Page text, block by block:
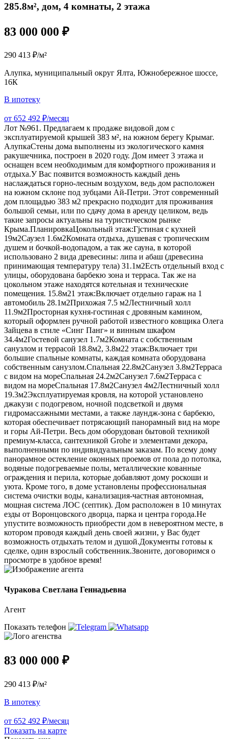
285.8м², дом, 4 комнаты, 2 этажа
83 000 000 ₽
290 413 ₽/м²
Алупка, муниципальный округ Ялта, Южнобережное шоссе,
16К
В ипотеку
от 652 492 ₽/месяц
Лот №961. Предлагаем к продаже видовой дом с
эксплуатируемой крышей 383 м², на южном берегу Крымаг.
АлупкаСтены дома выполнены из экологического камня
ракушечника, построен в 2020 году. Дом имеет 3 этажа и
оснащен всем необходимым для комфортного проживания и
отдыха.У Вас появится возможность каждый день
наслаждаться горно-лесным воздухом, ведь дом расположен
на южном склоне под зубцами Ай-Петри. Этот современный
дом площадью 383 м2 прекрасно подходит для проживания
большой семьи, или по сдачу дома в аренду целиком, ведь
такие запросы актуальны на туристическом рынке
Крыма.ПланировкаЦокольный этаж:Гjстиная с кухней
19м2Саузел 1.6м2Комната отдыха, душевая с тропическим
душем и бочкой-водопадом, а так же сауна, в которой
использовано 2 вида древесины: липа и абаш (древесина
принимающая температуру тела) 31.1м2Есть отдельный вход с
улицы, оборудована барбекю зона и терраса. Так же на
цокольном этаже находятся котельная и технические
помещения. 15.8м21 этаж:Включает отдельно гараж на 1
автомобиль 28.1м2Прихожая 7.5 м2Лестничный холл
11.9м2Просторная кухня-гостиная с дровяным камином,
который оформлен ручной работой известного ковщика Олега
Зайцева в стиле «Синг Панг» и винным шкафом
34.4м2Гостевой санузел 1.7м2Комната с собственным
санузлом и террасой 18.8м2, 3.8м22 этаж:Включает три
большие спальные комнаты, каждая комната оборудована
собственным санузлом.Спальная 22.8м2Санузел 3.8м2Терраса
с видом на мореСпальная 24.2м2Санузел 7.6м2Терраса с
видом на мореСпальная 17.8м2Санузел 4м2Лестничный холл
19.3м2Эксплуатируемая кровля, на которой установлено
джакузи с подогревом, ночной подсветкой и двумя
гидромассажными местами, а также лаундж-зона с барбекю,
которая обеспечивает потрясающий панорамный вид на море
и горы Ай-Петри. Весь дом оборудован бытовой техникой
премиум-класса, сантехникой Grohe и элементами декора,
выполненными по индивидуальным заказам. По всему дому
панорамное остекление оконных проемов от пола до потолка,
водяные подогреваемые полы, металлические кованные
ограждения и перила, которые добавляют дому роскоши и
уюта. Кроме того, в доме установлены профессиональная
система очистки воды, канализация-частная автономная,
мощная система ЛОС (септик). Дом расположен в 10 минутах
езды от Воронцовского дворца, парка и центра города.Не
упустите возможность приобрести дом в невероятном месте, в
котором проводя каждый день своей жизни, у Вас будет
возможность отдыхать телом и душой.Документы готовы к
сделке, один взрослый собственник.Звоните, договоримся о
просмотре в удобное время!
Чуракова Светлана Геннадьевна
Агент
Показать телефон
83 000 000 ₽
290 413 ₽/м²
В ипотеку
от 652 492 ₽/месяц
Показать на карте